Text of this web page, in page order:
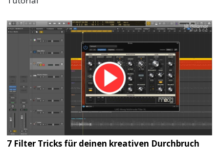
7 Filter Tricks für deinen kreativen Durchbruch